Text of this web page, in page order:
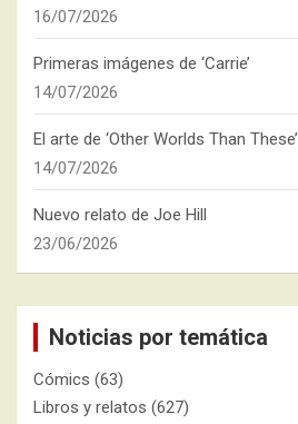
16/07/2026
Primeras imágenes de ‘Carrie’
14/07/2026
El arte de ‘Other Worlds Than These’
14/07/2026
Nuevo relato de Joe Hill
23/06/2026
Noticias por temática
Cómics (63)
Libros y relatos (627)